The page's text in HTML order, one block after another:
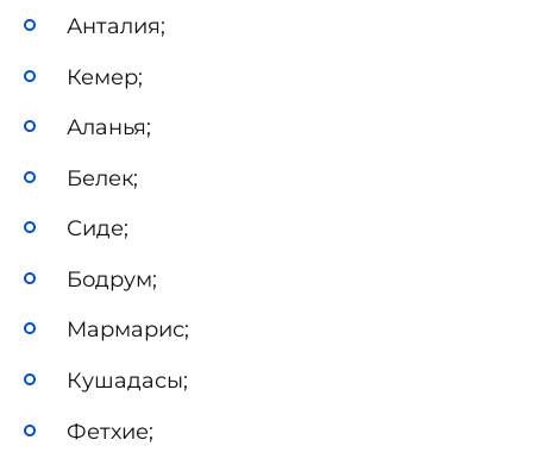
Анталия;
Кемер;
Аланья;
Белек;
Сиде;
Бодрум;
Мармарис;
Кушадасы;
Фетхие;